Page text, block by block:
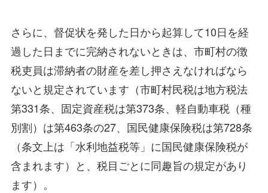
さらに、督促状を発した日から起算して10日を経
過した日までに完納されないときは、市町村の徴
税吏員は滞納者の財産を差し押さえなければなら
ないと規定されています（市町村民税は地方税法
第331条、固定資産税は第373条、軽自動車税（種
別割）は第463条の27、国民健康保険税は第728条
（条文上は「水利地益税等」に国民健康保険税が
含まれます）と、税目ごとに同趣旨の規定があり
ます）。